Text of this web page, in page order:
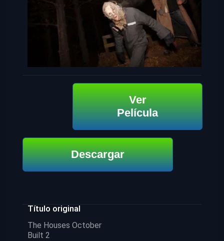
Ver
Película
Descargar
Título original
The Houses October
Built 2